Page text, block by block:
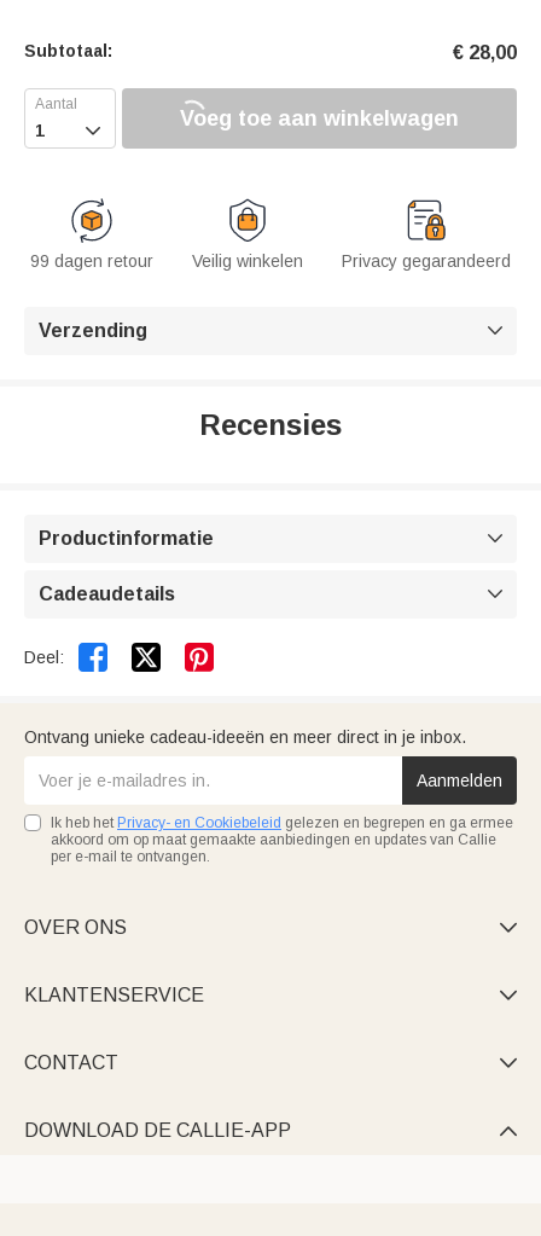
Subtotaal: € 28,00
 Voeg toe aan winkelwagen
99 dagen retour Veilig winkelen Privacy gegarandeerd
Verzending 
Recensies
Productinformatie 
Cadeaudetails 
Deel:  
Ontvang unieke cadeau-ideeën en meer direct in je inbox.
Aanmelden
Ik heb het Privacy- en Cookiebeleid gelezen en begrepen en ga ermee
akkoord om op maat gemaakte aanbiedingen en updates van Callie
per e-mail te ontvangen.
OVER ONS 
KLANTENSERVICE 
CONTACT 
DOWNLOAD DE CALLIE-APP 